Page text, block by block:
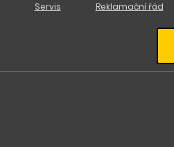
Servis Reklamační řád